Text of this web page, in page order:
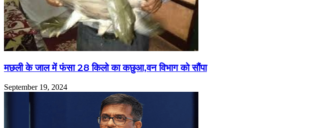
मछली के जाल में फंसा 28 किलो का कछुआ,वन विभाग को सौंपा
September 19, 2024